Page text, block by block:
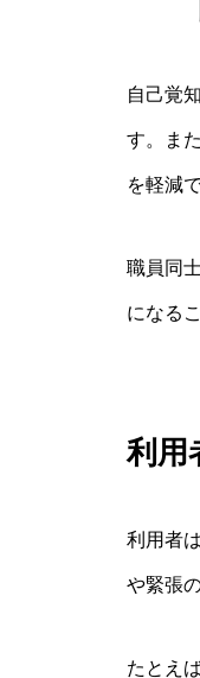
自己覚
す。ま
を軽減
職員同
になる
利用
利用者
や緊張
たとえ